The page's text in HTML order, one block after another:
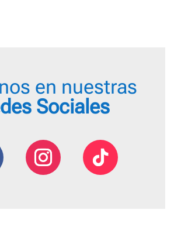
en nuestras
Sociales